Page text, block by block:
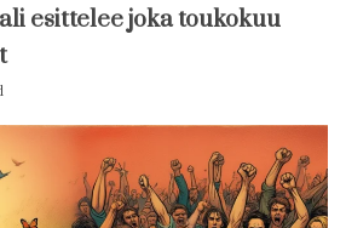
esittelee joka toukokuu